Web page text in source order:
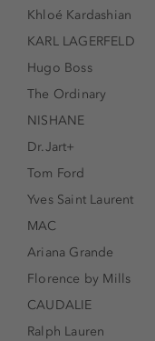
Khloé Kardashian
KARL LAGERFELD
Hugo Boss
The Ordinary
NISHANE
Dr.Jart+
Tom Ford
Yves Saint Laurent
MAC
Ariana Grande
Florence by Mills
CAUDALIE
Ralph Lauren